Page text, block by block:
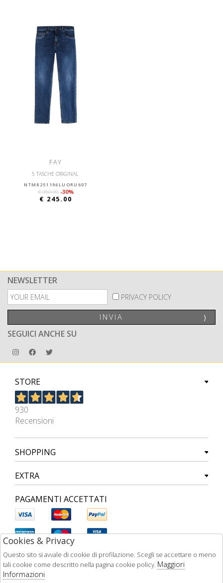
FAY
5 TASCHE ORIGINAL
NTM8251196LUORU607
€ 350.00 -30%
€ 245.00
NEWSLETTER
PRIVACY POLICY
INVIA ⟩
SEGUICI ANCHE SU
STORE
930
Recensioni
SHOPPING
EXTRA
PAGAMENTI ACCETTATI
Cookies & Privacy
Questo sito si avvale di cookie di profilazione. Scegli se accettare o meno
tali cookie come descritto nella pagina cookie policy. Maggiori
Informazioni